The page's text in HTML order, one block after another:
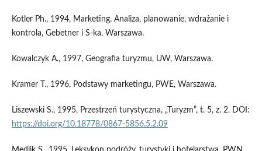
Kotler Ph., 1994, Marketing. Analiza, planowanie, wdrażanie i
kontrola, Gebetner i S-ka, Warszawa.
Kowalczyk A., 1997, Geografia turyzmu, UW, Warszawa.
Kramer T., 1996, Podstawy marketingu, PWE, Warszawa.
Liszewski S., 1995, Przestrzeń turystyczna, „Turyzm”, t. 5, z. 2. DOI:
https://doi.org/10.18778/0867-5856.5.2.09